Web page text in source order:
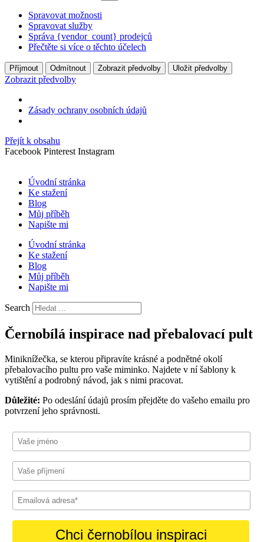
Spravovat možnosti
Spravovat služby
Správa {vendor_count} prodejců
Přečtěte si více o těchto účelech
Příjmout Odmítnout Zobrazit předvolby Uložit předvolby
Zobrazit předvolby
Zásady ochrany osobních údajů
Přejít k obsahu
Facebook Pinterest Instagram
Úvodní stránka
Ke stažení
Blog
Můj příběh
Napište mi
Úvodní stránka
Ke stažení
Blog
Můj příběh
Napište mi
Search
Černobílá inspirace nad přebalovací pult
Miniknížečka, se kterou připravíte krásné a podnětné okolí
přebalovacího pultu pro vaše miminko. Najdete v ní šablony k
vytištění a podrobný návod, jak s nimi pracovat.
Důležité: Po odeslání údajů prosím přejděte do vašeho emailu pro
potvrzení jeho správnosti.